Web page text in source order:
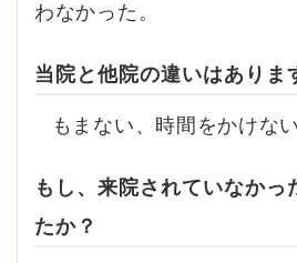
わなかった。
当院と他院の違いはありま
もまない、時間をかけない
もし、来院されていなかっ
たか？